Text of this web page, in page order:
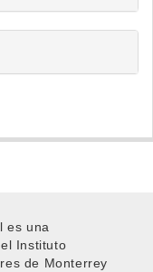
es una
Instituto
de Monterrey